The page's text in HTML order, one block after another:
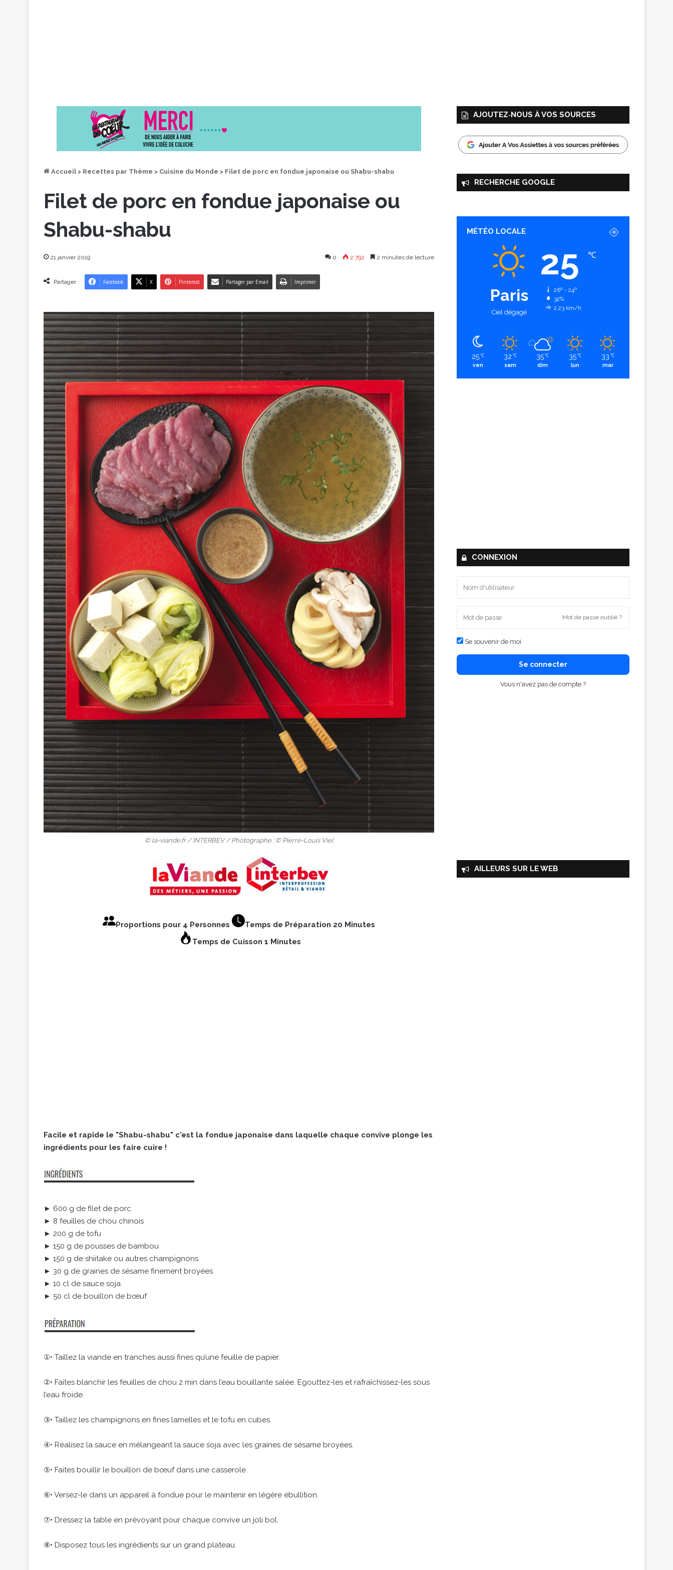
Accueil > Recettes par Thème > Cuisine du Monde > Filet de porc en fondue japonaise ou Shabu-shabu
Filet de porc en fondue japonaise ou
Shabu-shabu
21 janvier 2019 0 2 792 2 minutes de lecture
Partager Facebook X Pinterest Partager par Email Imprimer
© la-viande.fr / INTERBEV / Photographe : © Pierre-Louis Viel
Proportions pour 4 Personnes
Temps de Préparation 20 Minutes
Temps de Cuisson 1 Minutes
Facile et rapide le "Shabu-shabu" c'est la fondue japonaise dans laquelle chaque convive plonge les
ingrédients pour les faire cuire !
► 600 g de filet de porc
► 8 feuilles de chou chinois
► 200 g de tofu
► 150 g de pousses de bambou
► 150 g de shiitake ou autres champignons
► 30 g de graines de sésame finement broyées
► 10 cl de sauce soja
► 50 cl de bouillon de bœuf
①• Taillez la viande en tranches aussi fines qu’une feuille de papier.
②• Faites blanchir les feuilles de chou 2 min dans l’eau bouillante salée. Egouttez-les et rafraîchissez-les sous
l’eau froide.
③• Taillez les champignons en fines lamelles et le tofu en cubes.
④• Réalisez la sauce en mélangeant la sauce soja avec les graines de sésame broyées.
⑤• Faites bouillir le bouillon de bœuf dans une casserole.
⑥• Versez-le dans un appareil à fondue pour le maintenir en légère ébullition.
⑦• Dressez la table en prévoyant pour chaque convive un joli bol.
⑧• Disposez tous les ingrédients sur un grand plateau.
AJOUTEZ‑NOUS À VOS SOURCES
RECHERCHE GOOGLE
MÉTÉO LOCALE
Paris
Ciel dégagé
25 ℃
26º - 24º
32%
2.23 km/h
25 ℃
ven
32 ℃
sam
35 ℃
dim
35 ℃
lun
33 ℃
mar
CONNEXION
Mot de passe oublié ?
Se souvenir de moi
Se connecter
Vous n'avez pas de compte ?
AILLEURS SUR LE WEB